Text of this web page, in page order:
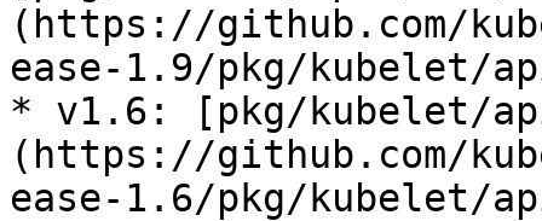
(https://github.com/
ease-1.9/pkg/kubelet/
* v1.6: [pkg/kubelet/
(https://github.com/
ease-1.6/pkg/kubelet/